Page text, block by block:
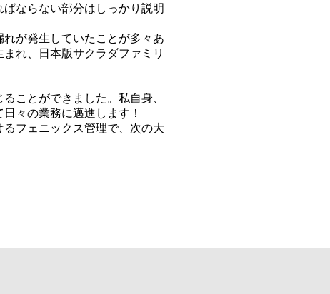
ならない部分はしっかり説明
が発生していたことが多々あ
れ、日本版サクラダファミリ
ことができました。私自身、
々の業務に邁進します！
フェニックス管理で、次の大